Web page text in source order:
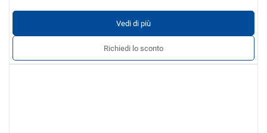
Vedi di più
Richiedi lo sconto